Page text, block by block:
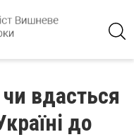
вдасться
до